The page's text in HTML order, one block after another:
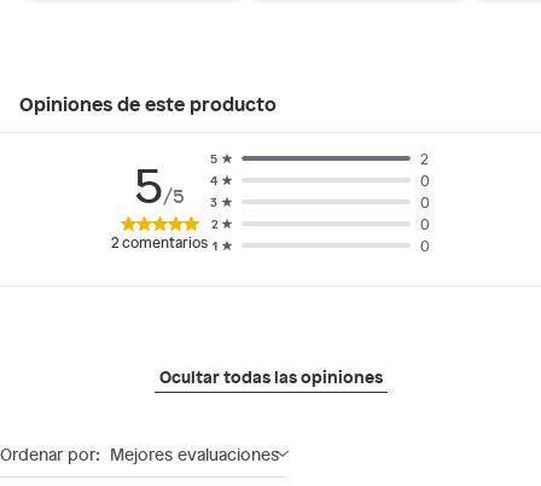
Opiniones de este producto
5/5
2comentarios 1 0
2 0
3 0
4 0
5 2
Ocultar todas las opiniones
Ordenar por: Mejores evaluaciones